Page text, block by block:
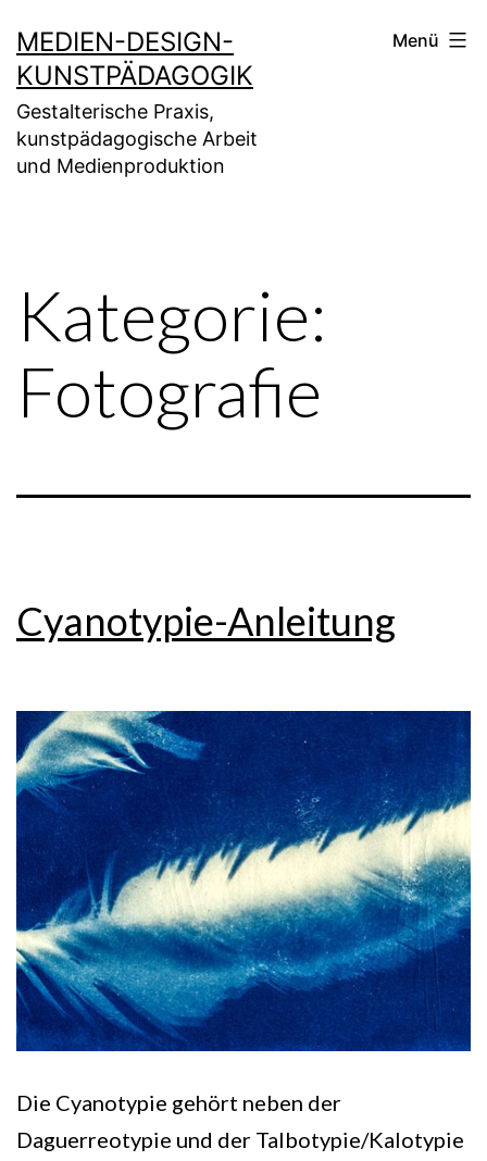
Inhalt
springen
MEDIEN-DESIGN-
KUNSTPÄDAGOGIK
Gestalterische Praxis,
kunstpädagogische Arbeit
und Medienproduktion
Menü
Kategorie:
Fotografie
Cyanotypie-Anleitung
Die Cyanotypie gehört neben der
Daguerreotypie und der Talbotypie/Kalotypie